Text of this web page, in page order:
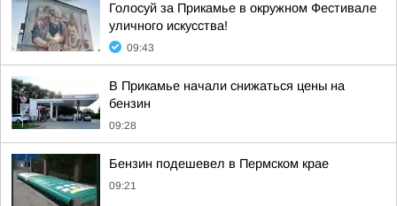
Голосуй за Прикамье в окружном Фестивале
уличного искусства!
09:43
В Прикамье начали снижаться цены на
бензин
09:28
Бензин подешевел в Пермском крае
09:21